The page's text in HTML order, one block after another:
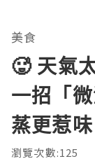
美食
🥵 天氣
一招「
蒸更惹味
瀏覽次數:125